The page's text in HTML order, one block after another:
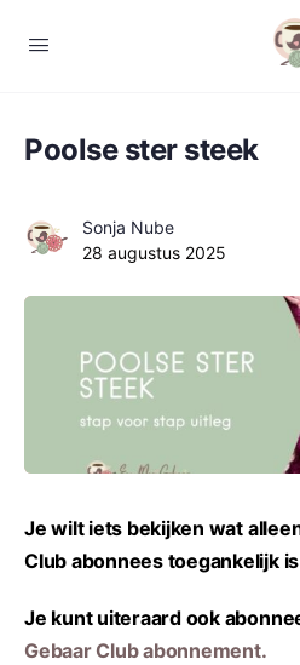
Poolse ster steek
Sonja Nube
28 augustus 2025
Je wilt iets bekijken wat
Club abonnees toegankelijk
Je kunt uiteraard ook
Gebaar Club abonnement.